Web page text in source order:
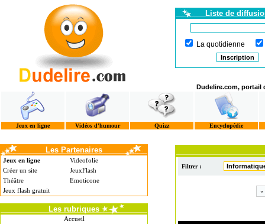
Liste de
La quotidienne
Dudelire.com, portail
Jeux en ligne Vidéos d'humour Quizz Encyclopédie
Les Partenaires
Jeux en ligne
Créer un site
Théâtre
Jeux flash gratuit
Videofolie
JeuxFlash
Emoticone
Les rubriques
Accueil
Filtrer :
«